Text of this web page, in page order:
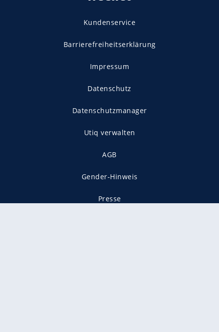
Kundenservice
Barrierefreiheitserklärung
Impressum
Datenschutz
Datenschutzmanager
Utiq verwalten
AGB
Gender-Hinweis
Presse